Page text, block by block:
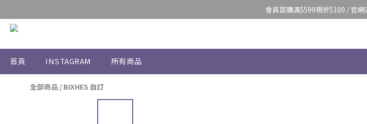
會員首購滿$599現折$100 / 官
首頁 INSTAGRAM 所有商品
全部商品 / BIXHES 自訂